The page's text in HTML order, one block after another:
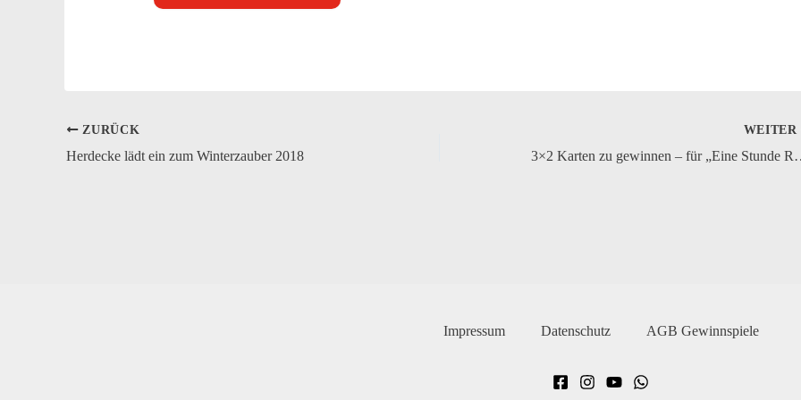
ZURÜCK
Herdecke lädt ein zum Winterzauber 2018
WEITER
3×2 Karten zu
Impressum Datenschutz AGB Gewinnspiele